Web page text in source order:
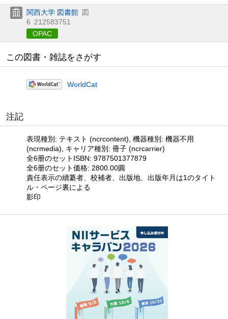
関西大学 図書館 図
6 212583751
OPAC
この図書・雑誌をさがす
WorldCat
注記
表現種別: テキスト (ncrcontent), 機器種別: 機器不用
(ncrmedia), キャリア種別: 冊子 (ncrcarrier)
全6册のセットISBN: 9787501377879
全6册のセット価格: 2800.00圓
責任表示の續纂者、校補者、出版地、出版年月は1のタイト
ル・ページ裏による
影印